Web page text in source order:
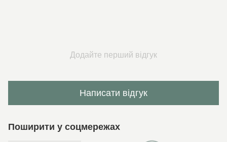
Додайте перший відгук
Написати відгук
Поширити у соцмережах